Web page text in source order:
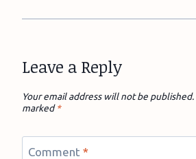
Leave a Reply
Your email address will not be published.
marked*
Comment *